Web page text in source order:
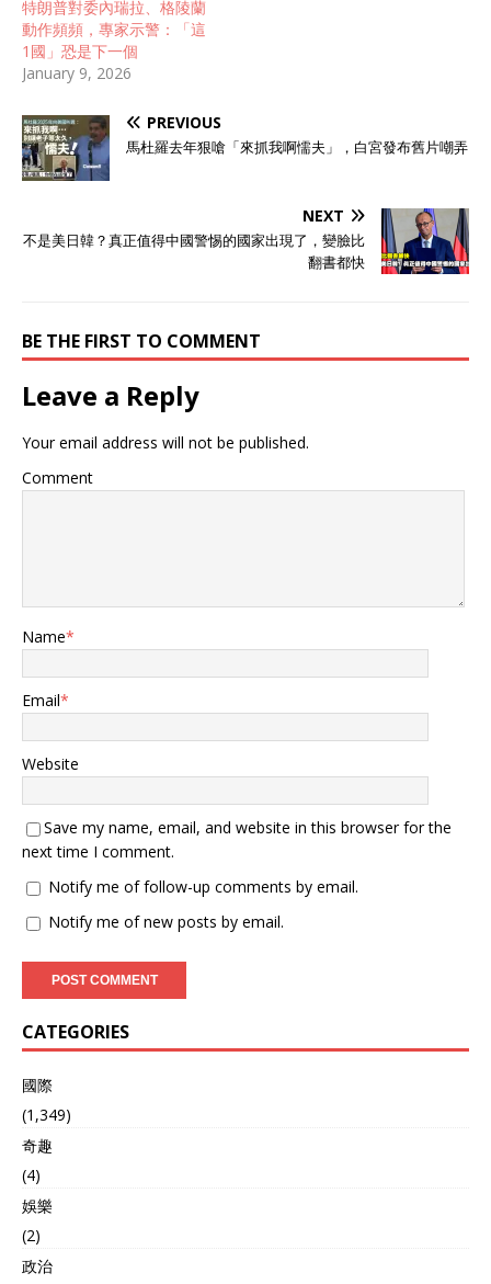
特朗普對委內瑞拉、格陵蘭
動作頻頻，專家示警：「這
1國」恐是下一個
January 9, 2026
PREVIOUS
馬杜羅去年狠嗆「來抓我啊懦夫」，白宮發布舊片嘲弄
NEXT
不是美日韓？真正值得中國警惕的國家出現了，變臉比
翻書都快
BE THE FIRST TO COMMENT
Leave a Reply
Your email address will not be published.
Comment
Name*
Email*
Website
Save my name, email, and website in this browser for the
next time I comment.
Notify me of follow-up comments by email.
Notify me of new posts by email.
CATEGORIES
國際
(1,349)
奇趣
(4)
娛樂
(2)
政治